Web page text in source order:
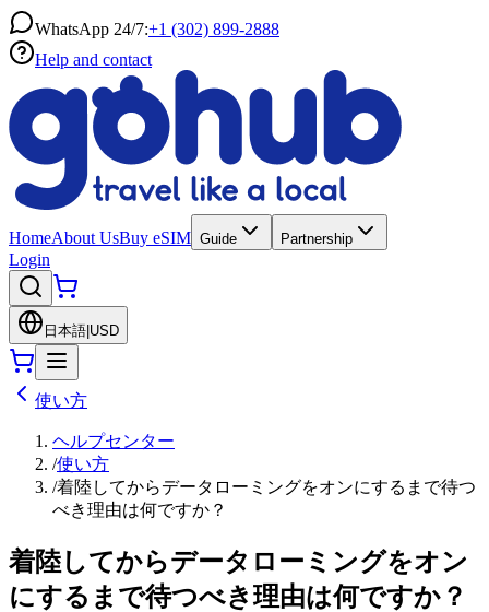
WhatsApp 24/7:+1 (302) 899-2888
Help and contact
HomeAbout UsBuy eSIM Guide Partnership
Login
日本語 USD
使い方
ヘルプセンター
/使い方
/着陸してからデータローミングをオンにするまで待つ
べき理由は何ですか？
着陸してからデータローミングをオン
にするまで待つべき理由は何ですか？